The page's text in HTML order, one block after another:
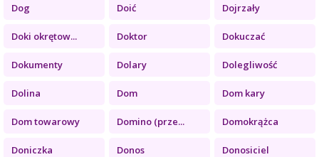
Dog Doić Dojrzały
Doki okrętow... Doktor Dokuczać
Dokumenty Dolary Dolegliwość
Dolina Dom Dom kary
Dom towarowy Domino (prze... Domokrążca
Doniczka Donos Donosiciel